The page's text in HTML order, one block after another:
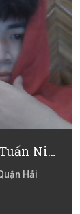
Khương Công Tuấn Ninh
Hải